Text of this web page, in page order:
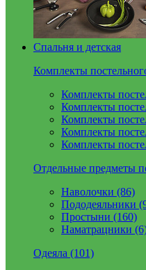
Спальня и детская
Комплекты
Комплекты
Комплекты
Комплекты
Комплекты
Комплекты
Отдельные предметы
Наволочки (86)
Пододеяльники
Простыни (160)
Наматрацники
Одеяла (101)